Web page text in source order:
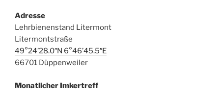
Adresse
Lehrbienenstand Litermont
Litermontstraße
49°24’28.0″N 6°46’45.5″E
66701 Düppenweiler
Monatlicher Imkertreff